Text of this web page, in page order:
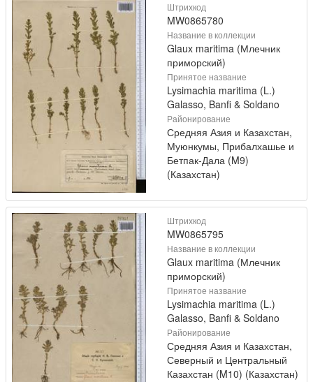
Штрихкод
MW0865780
Название в коллекции
Glaux maritima (Млечник
приморский)
Принятое название
Lysimachia maritima (L.)
Galasso, Banfi & Soldano
Районирование
Средняя Азия и Казахстан,
Муюнкумы, Прибалхашье и
Бетпак-Дала (M9)
(Казахстан)
Штрихкод
MW0865795
Название в коллекции
Glaux maritima (Млечник
приморский)
Принятое название
Lysimachia maritima (L.)
Galasso, Banfi & Soldano
Районирование
Средняя Азия и Казахстан,
Северный и Центральный
Казахстан (M10) (Казахстан)